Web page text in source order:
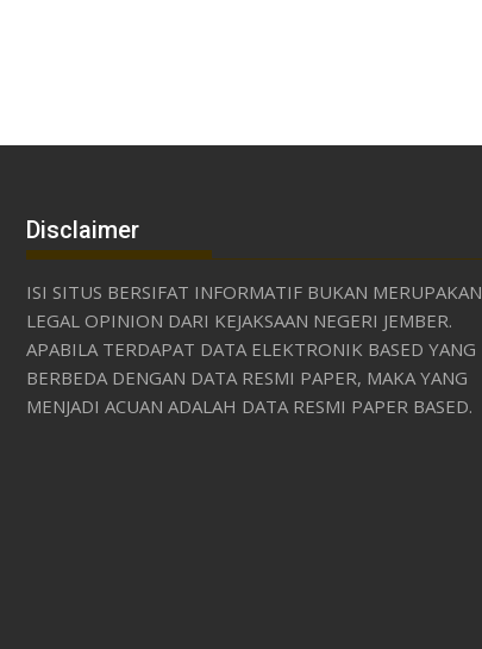
Disclaimer
ISI SITUS BERSIFAT INFORMATIF BUKAN MERUPAKAN
LEGAL OPINION DARI KEJAKSAAN NEGERI JEMBER.
APABILA TERDAPAT DATA ELEKTRONIK BASED YANG
BERBEDA DENGAN DATA RESMI PAPER, MAKA YANG
MENJADI ACUAN ADALAH DATA RESMI PAPER BASED.